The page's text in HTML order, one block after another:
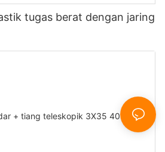
tugas berat dengan jaring